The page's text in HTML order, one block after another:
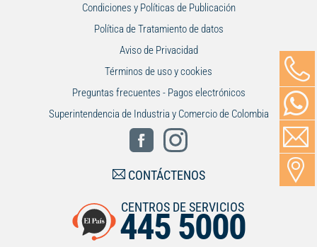
Condiciones y Políticas de Publicación
Política de Tratamiento de datos
Aviso de Privacidad
Términos de uso y cookies
Preguntas frecuentes - Pagos electrónicos
Superintendencia de Industria y Comercio de Colombia
CONTÁCTENOS
CENTROS DE SERVICIOS
445 5000